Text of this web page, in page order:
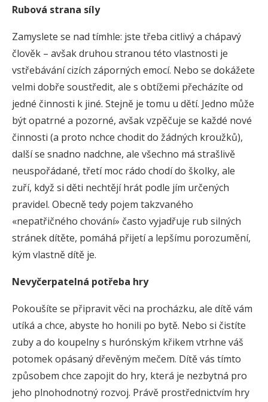
Rubová strana síly
Zamyslete se nad tímhle: jste třeba citlivý a chápavý
člověk – avšak druhou stranou této vlastnosti je
vstřebávání cizích záporných emocí. Nebo se dokážete
velmi dobře soustředit, ale s obtížemi přecházíte od
jedné činnosti k jiné. Stejně je tomu u dětí. Jedno může
být opatrné a pozorné, avšak vzpěčuje se každé nové
činnosti (a proto nchce chodit do žádných kroužků),
další se snadno nadchne, ale všechno má strašlivě
neuspořádané, třetí moc rádo chodí do školky, ale
zuří, když si děti nechtějí hrát podle jím určených
pravidel. Obecně tedy pojem takzvaného
«nepatřičného chování» často vyjadřuje rub silných
stránek dítěte, pomáhá přijetí a lepšímu porozumění,
kým vlastně dítě je.
Nevyčerpatelná potřeba hry
Pokoušíte se připravit věci na procházku, ale dítě vám
utíká a chce, abyste ho honili po bytě. Nebo si čistíte
zuby a do koupelny s hurónským křikem vtrhne váš
potomek opásaný dřevěným mečem. Dítě vás tímto
způsobem chce zapojit do hry, která je nezbytná pro
jeho plnohodnotný rozvoj. Právě prostřednictvím hry